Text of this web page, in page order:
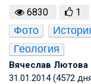
6830 1
Фото
Геология
Вячеслав Лютова
31.01.2014 (4572